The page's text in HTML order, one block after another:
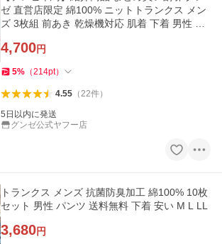
ゼ 直営店限定 綿100% ニットトランクス メン
ズ 3枚組 前あき 乾燥機対応 肌着 下着 男性 パ
4,700円
5% （214pt）
4.55（22件）
5日以内に発送
グンゼ公式ヤフー店
トランクス メンズ 抗菌防臭加工 綿100% 10枚
セット 男性 パンツ 送料無料 下着 安い M L LL
3,680円